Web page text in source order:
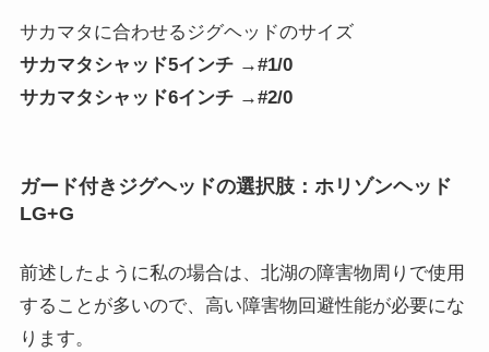
サカマタに合わせるジグヘッドのサイズ
サカマタシャッド5インチ →#1/0
サカマタシャッド6インチ →#2/0
ガード付きジグヘッドの選択肢：ホリゾンヘッド
LG+G
前述したように私の場合は、北湖の障害物周りで使用
することが多いので、高い障害物回避性能が必要にな
ります。